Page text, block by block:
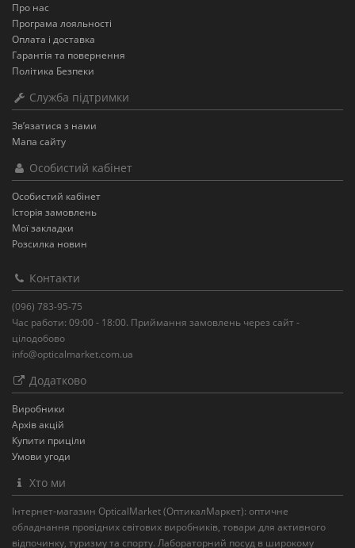
Про нас
Програма лояльності
Оплата і доставка
Гарантія та повернення
Політика Безпеки
Служба підтримки
Зв’язатися з нами
Мапа сайту
Особистий кабінет
Особистий кабінет
Історія замовлень
Мої закладки
Розсилка новин
Контакти
(096) 783-95-75
Час работи: 09:00 - 18:00. Приймання замовлень через сайт -
цілодобово
info@opticalmarket.com.ua
Додатково
Виробники
Архів акцій
Купити приціли
Умови угоди
Хто ми
Інтернет-магазин OpticalMarket (ОптикалМаркет): оптичне
обладнання провідних світових виробників, товари для активного
відпочинку, туризму та спорту. Лабораторний посуд в широкому